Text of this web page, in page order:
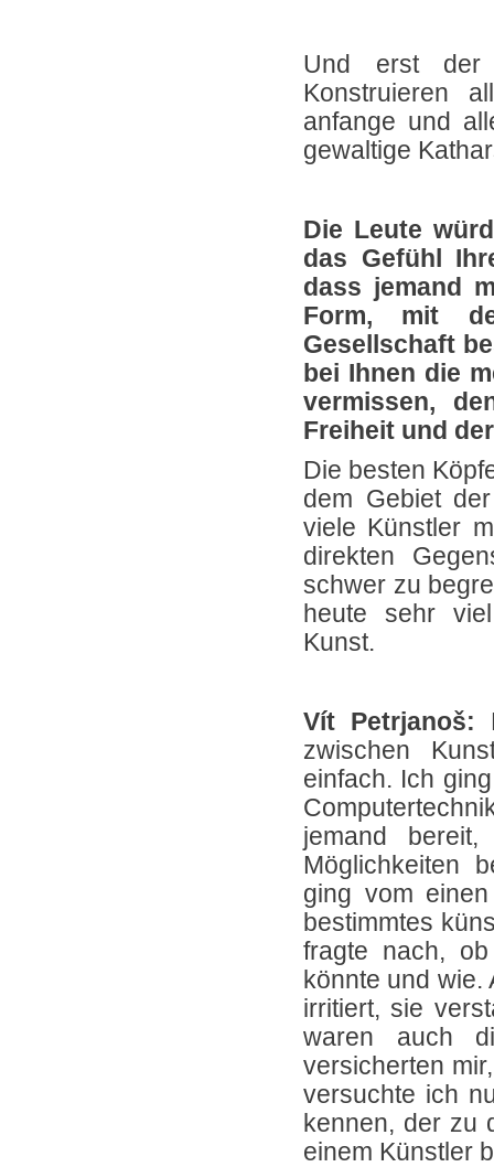
Und erst der
Konstruieren
anfange und
gewaltige
Die Leute
das Gefühl
dass jemand
Form, mit
Gesellschaft
bei Ihnen die
vermissen,
Freiheit und
Die besten
dem Gebiet
viele Künstler
direkten
schwer zu
heute sehr
Kunst.
Vít Petrjanoš:
zwischen
einfach. Ich
jemand
Möglichkeiten
ging vom
bestimmtes
fragte nach,
könnte und wie.
irritiert, sie
waren auch
versicherten
versuchte ich
kennen, der zu
einem Künstler